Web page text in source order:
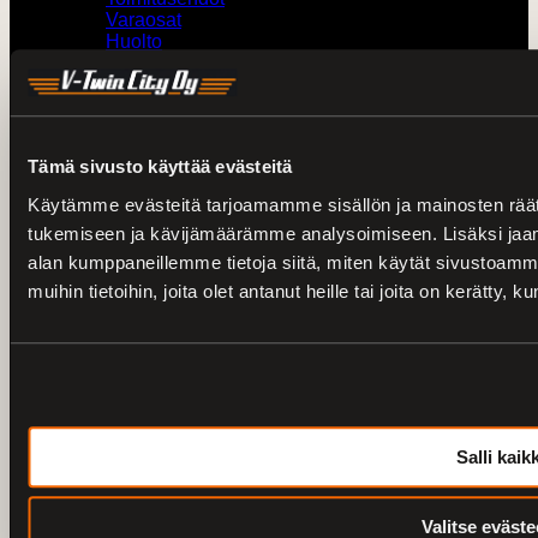
Tämä sivusto käyttää evästeitä
Käytämme evästeitä tarjoamamme sisällön ja mainosten
tukemiseen ja kävijämäärämme analysoimiseen. Lisäksi
alan kumppaneillemme tietoja siitä, miten käytät
muihin tietoihin, joita olet antanut heille tai joita on kerätty,
Salli
Valitse
Varaosat
Huolto
Kaikki kampanjat
Yhteystiedot
0207436820 / V-Twin City Loimaa
0103273180 /
Harley-Davidson Turku
vtwin@vtwincity.fi
Harley-Davidson Turku
© 2026 V-Twin City Oy